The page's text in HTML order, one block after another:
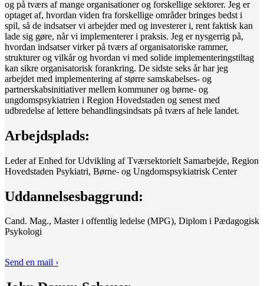
og på tværs af mange organisationer og forskellige sektorer. Jeg er
optaget af, hvordan viden fra forskellige områder bringes bedst i
spil, så de indsatser vi arbejder med og investerer i, rent faktisk kan
lade sig gøre, når vi implementerer i praksis. Jeg er nysgerrig på,
hvordan indsatser virker på tværs af organisatoriske rammer,
strukturer og vilkår og hvordan vi med solide implementeringstiltag
kan sikre organisatorisk forankring. De sidste seks år har jeg
arbejdet med implementering af større samskabelses- og
partnerskabsinitiativer mellem kommuner og børne- og
ungdomspsykiatrien i Region Hovedstaden og senest med
udbredelse af lettere behandlingsindsats på tværs af hele landet.
Arbejdsplads:
Leder af Enhed for Udvikling af Tværsektorielt Samarbejde, Region
Hovedstaden Psykiatri, Børne- og Ungdomspsykiatrisk Center
Uddannelsesbaggrund:
Cand. Mag., Master i offentlig ledelse (MPG), Diplom i Pædagogisk
Psykologi
Send en mail ›